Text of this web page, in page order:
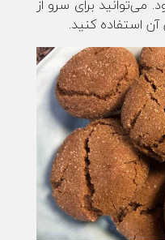
می‌توانید برای سرو از
آن استفاده کنید.